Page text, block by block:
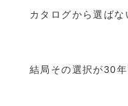
カタログから選ばな
結局その選択が30